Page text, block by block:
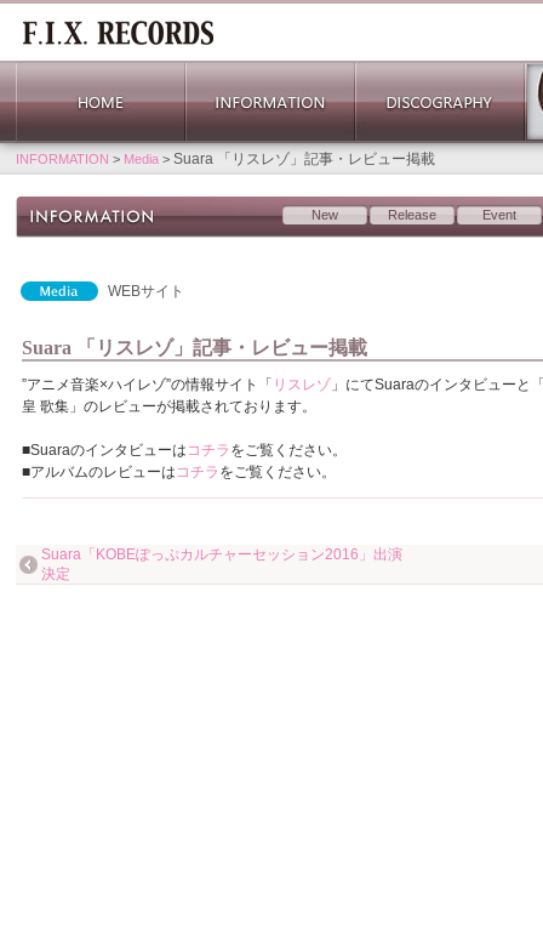
INFORMATION > Media > Suara 「リスレゾ」記事・レビュー掲載
New Release Event
WEBサイト
Suara 「リスレゾ」記事・レビュー掲載
”アニメ音楽×ハイレゾ”の情報サイト「 リスレゾ 」にてSuaraのインタビューと
皇 歌集」のレビューが掲載されております。
■Suaraのインタビューは コチラ をご覧ください。
■アルバムのレビューは コチラ をご覧ください。
Suara「KOBEぽっぷカルチャーセッション2016」出演
決定